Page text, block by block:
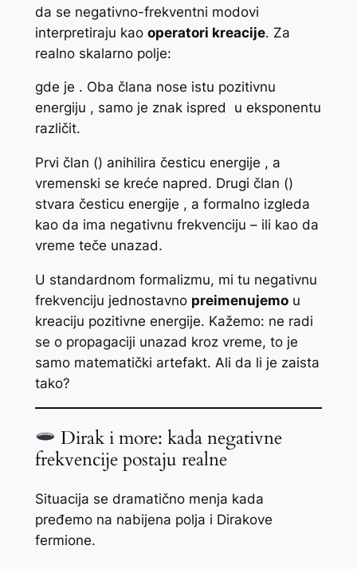
da se negativno-frekventni modovi
interpretiraju kao operatori kreacije. Za
realno skalarno polje:
gde je . Oba člana nose istu pozitivnu
energiju ​, samo je znak ispred
u eksponentu
različit.
Prvi član () anihilira česticu energije ​, a
vremenski se kreće napred. Drugi član ()
stvara česticu energije ​, a formalno izgleda
kao da ima negativnu frekvenciju – ili kao da
vreme teče unazad.
U standardnom formalizmu, mi tu negativnu
frekvenciju jednostavno preimenujemou
kreaciju pozitivne energije. Kažemo: ne radi
se o propagaciji unazad kroz vreme, to je
samo matematički artefakt. Ali da li je zaista
tako?
Dirak i more: kada negativne
frekvencije postaju realne
Situacija se dramatično menja kada
pređemo na nabijena polja i Dirakove
fermione.